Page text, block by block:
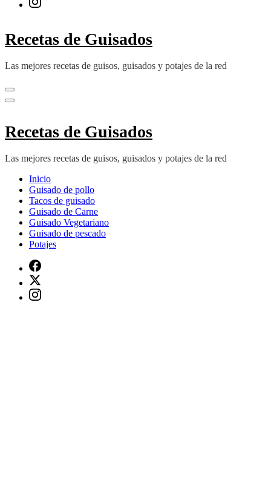
Recetas de Guisados
Las mejores recetas de guisos, guisados y potajes de la red
Recetas de Guisados
Las mejores recetas de guisos, guisados y potajes de la red
Inicio
Guisado de pollo
Tacos de guisado
Guisado de Carne
Guisado Vegetariano
Guisado de pescado
Potajes